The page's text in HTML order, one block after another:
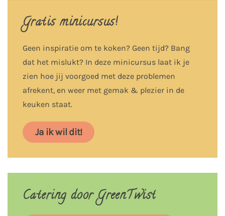
Gratis minicursus!
Geen inspiratie om te koken? Geen tijd? Bang
dat het mislukt? In deze minicursus laat ik je
zien hoe jij voorgoed met deze problemen
afrekent, en weer met gemak & plezier in de
keuken staat.
Ja ik wil dit!
Catering door GreenTwist